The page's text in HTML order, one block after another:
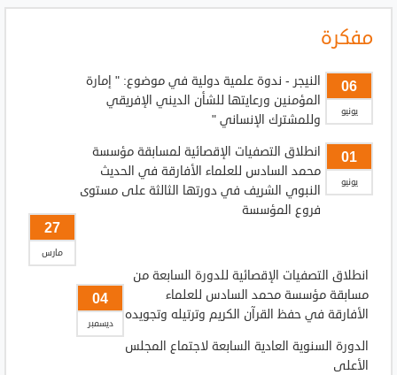
مفكرة
06
يونيو
النيجر - ندوة علمية دولية في موضوع: " إمارة
المؤمنين ورعايتها للشأن الديني الإفريقي
وللمشترك الإنساني "
01
يونيو
انطلاق التصفيات الإقصائية لمسابقة مؤسسة
محمد السادس للعلماء الأفارقة في الحديث
النبوي الشريف في دورتها الثالثة على مستوى
فروع المؤسسة
27
مارس
انطلاق التصفيات الإقصائية للدورة السابعة من
مسابقة مؤسسة محمد السادس للعلماء
الأفارقة في حفظ القرآن الكريم وترتيله وتجويده
04
ديسمبر
الدورة السنوية العادية السابعة لاجتماع المجلس
الأعلى